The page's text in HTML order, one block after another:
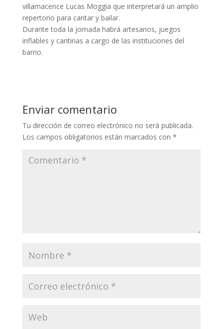
villamacence Lucas Moggia que interpretará un amplio
repertorio para cantar y bailar.
Durante toda la jornada habrá artesanos, juegos
inflables y cantinas a cargo de las instituciones del
barrio.
Enviar comentario
Tu dirección de correo electrónico no será publicada.
Los campos obligatorios están marcados con *